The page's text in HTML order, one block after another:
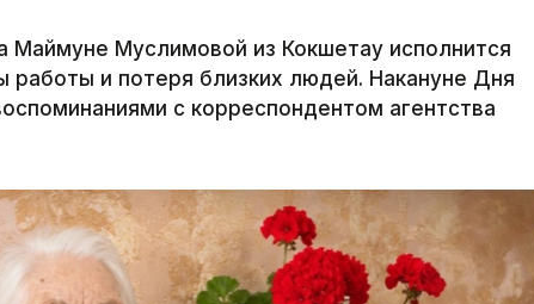
Маймуне Муслимовой из Кокшетау исполнится
и потеря близких людей. Накануне Дня
с корреспондентом агентства